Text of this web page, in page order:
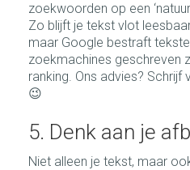
zoekwoorden op een
Zo blijft je tekst vlot
maar Google bestraft
zoekmachines geschreven
ranking. Ons advies?
😉
5. Denk aan je
Niet alleen je tekst, maar